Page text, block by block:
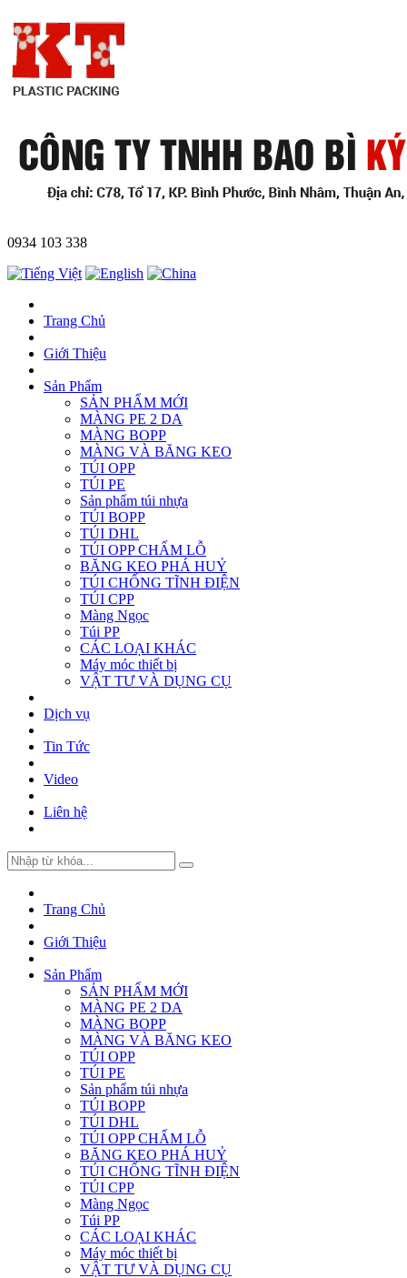
0934 103 338
Trang Chủ
Giới Thiệu
Sản Phẩm
SẢN PHẨM MỚI
MÀNG PE 2 DA
MÀNG BOPP
MÀNG VÀ BĂNG KEO
TÚI OPP
TÚI PE
Sản phẩm túi nhựa
TÚI BOPP
TÚI DHL
TÚI OPP CHẤM LỖ
BĂNG KEO PHÁ HUỶ
TÚI CHỐNG TĨNH ĐIỆN
TÚI CPP
Màng Ngọc
Túi PP
CÁC LOẠI KHÁC
Máy móc thiết bị
VẬT TƯ VÀ DỤNG CỤ
Dịch vụ
Tin Tức
Video
Liên hệ
Trang Chủ
Giới Thiệu
Sản Phẩm
SẢN PHẨM MỚI
MÀNG PE 2 DA
MÀNG BOPP
MÀNG VÀ BĂNG KEO
TÚI OPP
TÚI PE
Sản phẩm túi nhựa
TÚI BOPP
TÚI DHL
TÚI OPP CHẤM LỖ
BĂNG KEO PHÁ HUỶ
TÚI CHỐNG TĨNH ĐIỆN
TÚI CPP
Màng Ngọc
Túi PP
CÁC LOẠI KHÁC
Máy móc thiết bị
VẬT TƯ VÀ DỤNG CỤ